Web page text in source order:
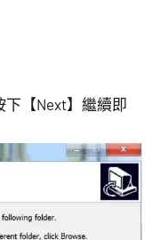
【Next】繼續即